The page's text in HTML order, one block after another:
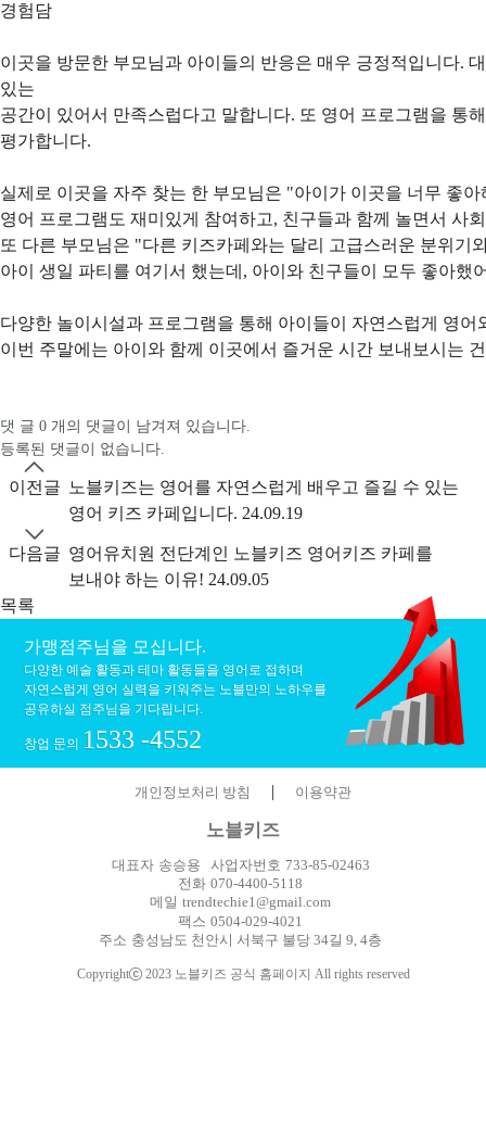
경험담
이곳을 방문한 부모님과 아이들의 반응은 매우 긍정적입니다.
있는
공간이 있어서 만족스럽다고 말합니다. 또 영어 프로그램을 통
평가합니다.
실제로 이곳을 자주 찾는 한 부모님은 "아이가 이곳을 너무 좋
영어 프로그램도 재미있게 참여하고, 친구들과 함께 놀면서 사
또 다른 부모님은 "다른 키즈카페와는 달리 고급스러운 분위기
아이 생일 파티를 여기서 했는데, 아이와 친구들이 모두 좋아했
다양한 놀이시설과 프로그램을 통해 아이들이 자연스럽게 영어
이번 주말에는 아이와 함께 이곳에서 즐거운 시간 보내보시는
댓 글 0 개의 댓글이 남겨져 있습니다.
등록된 댓글이 없습니다.
이전글
노블키즈는 영어를 자연스럽게 배우고 즐길 수 있는
영어 키즈 카페입니다. 24.09.19
다음글 영어유치원 전단계인 노블키즈 영어키즈 카페를
보내야 하는 이유! 24.09.05
목록
가맹점주님을 모십니다.
다양한 예술 활동과 테마 활동들을 영어로 접하며
자연스럽게 영어 실력을 키워주는 노블만의 노하우를
공유하실 점주님을 기다립니다.
창업 문의 1533 -4552
개인정보처리 방침 | 이용약관
노블키즈
대표자 송승용 사업자번호 733-85-02463
전화 070-4400-5118
메일 trendtechie1@gmail.com
팩스 0504-029-4021
주소 충성남도 천안시 서북구 불당 34길 9, 4층
Copyright 2023 노블키즈 공식 홈페이지 All rights reserved